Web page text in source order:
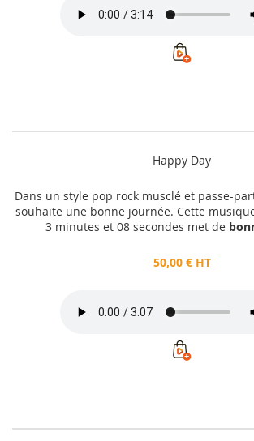
Happy Day
Dans un style pop rock musclé et passe-
souhaite une bonne journée. Cette
3 minutes et 08 secondes met de
50,00 € HT